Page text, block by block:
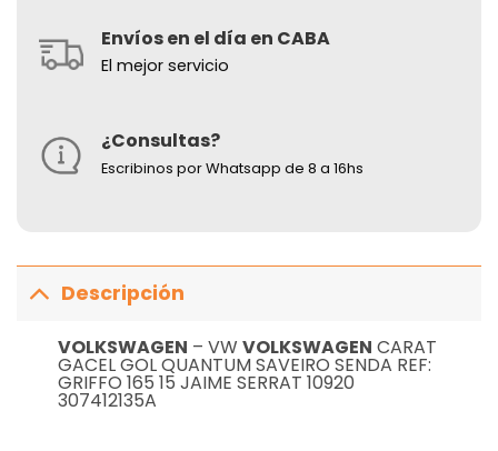
Envíos en el día en CABA
El mejor servicio
¿Consultas?
Escribinos por Whatsapp de 8 a 16hs
Descripción
VOLKSWAGEN – VW VOLKSWAGEN CARAT
GACEL GOL QUANTUM SAVEIRO SENDA REF:
GRIFFO 165 15 JAIME SERRAT 10920
307412135A